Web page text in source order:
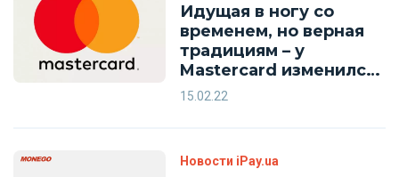
Идущая в ногу со
временем, но верная
традициям – у
Mastercard изменился
логотип
15.02.22
Новости iPay.ua